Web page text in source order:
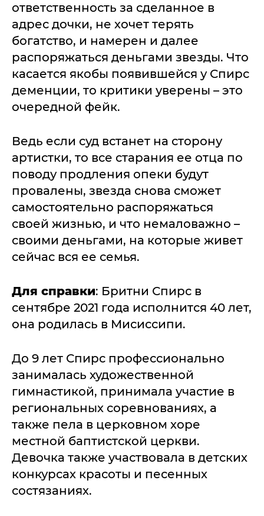
ответственность за сделанное в
адрес дочки, не хочет терять
богатство, и намерен и далее
распоряжаться деньгами звезды. Что
касается якобы появившейся у Спирс
деменции, то критики уверены – это
очередной фейк.
Ведь если суд встанет на сторону
артистки, то все старания ее отца по
поводу продления опеки будут
провалены, звезда снова сможет
самостоятельно распоряжаться
своей жизнью, и что немаловажно –
своими деньгами, на которые живет
сейчас вся ее семья.
Для справки: Бритни Спирс в
сентябре 2021 года исполнится 40 лет,
она родилась в Мисиссипи.
До 9 лет Спирс профессионально
занималась художественной
гимнастикой, принимала участие в
региональных соревнованиях, а
также пела в церковном хоре
местной баптистской церкви.
Девочка также участвовала в детских
конкурсах красоты и песенных
состязаниях.